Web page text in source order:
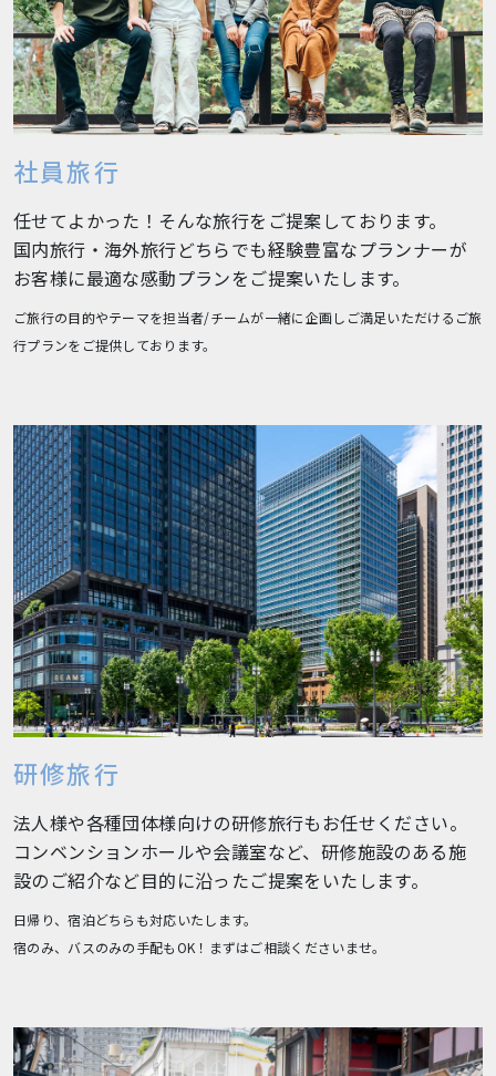
社員旅行
任せてよかった！そんな旅行をご提案しております。
国内旅行・海外旅行どちらでも経験豊富なプランナーが
お客様に最適な感動プランをご提案いたします。
ご旅行の目的やテーマを担当者/チームが一緒に企画しご満足いただけるご旅
行プランをご提供しております。
研修旅行
法人様や各種団体様向けの研修旅行もお任せください。
コンベンションホールや会議室など、研修施設のある施
設のご紹介など目的に沿ったご提案をいたします。
日帰り、宿泊どちらも対応いたします。
宿のみ、バスのみの手配もOK！まずはご相談くださいませ。